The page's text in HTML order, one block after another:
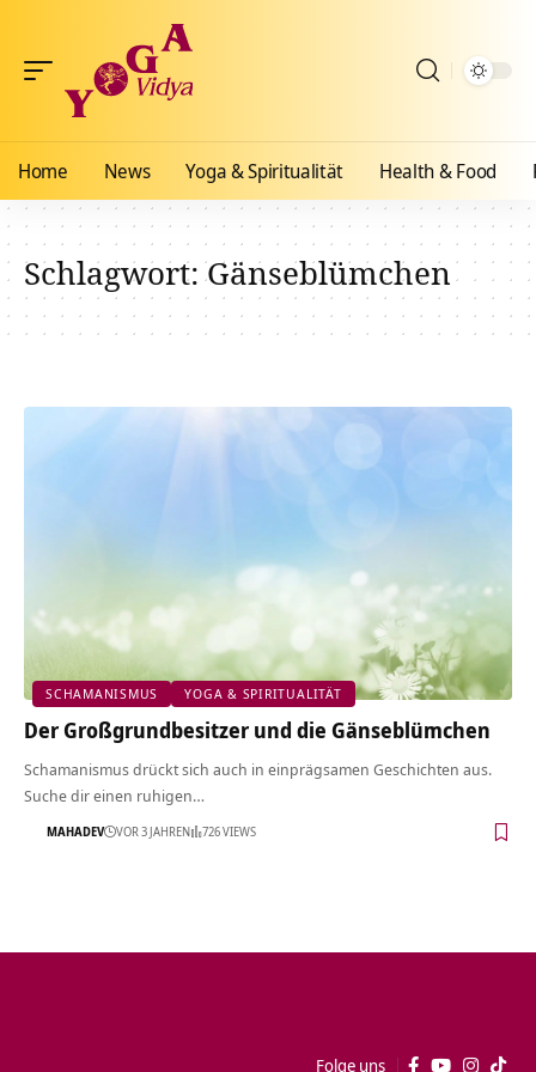
Home News Yoga & Spiritualität Health & Food
Schlagwort:Gänseblümchen
SCHAMANISMUS YOGA & SPIRITUALITÄT
Der Großgrundbesitzer und die Gänseblümchen
Schamanismus drückt sich auch in einprägsamen Geschichten aus.
Suche dir einen ruhigen…
MAHADEV VOR 3 JAHREN 726 VIEWS
Folge uns